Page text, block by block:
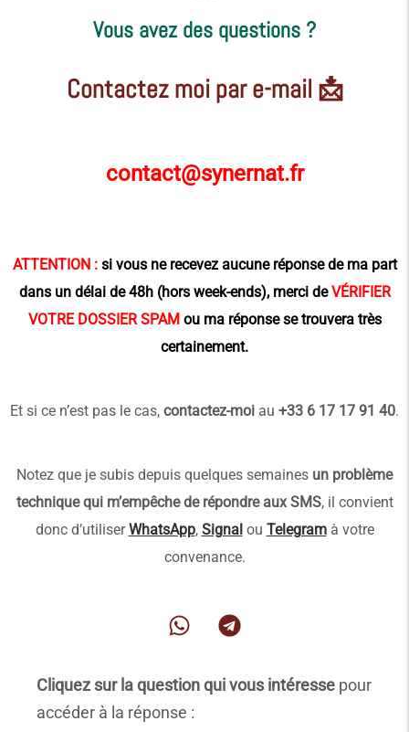
Vous avez des questions ?
Contactez moi par e-mail 📩
contact@synernat.fr
ATTENTION : si vous ne recevez aucune réponse de ma part
dans un délai de 48h (hors week-ends), merci deVÉRIFIER
VOTRE DOSSIER SPAM ou ma réponse se trouvera très
certainement.
Et si ce n’est pas le cas, contactez-moi au +33 6 17 17 91 40.
Notez que je subis depuis quelques semaines un problème
technique qui m’empêche de répondre aux SMS, il convient
donc d’utiliserWhatsApp, Signal ou Telegramà votre
convenance.
Cliquez sur la question qui vous intéresse pour
accéder à la réponse :